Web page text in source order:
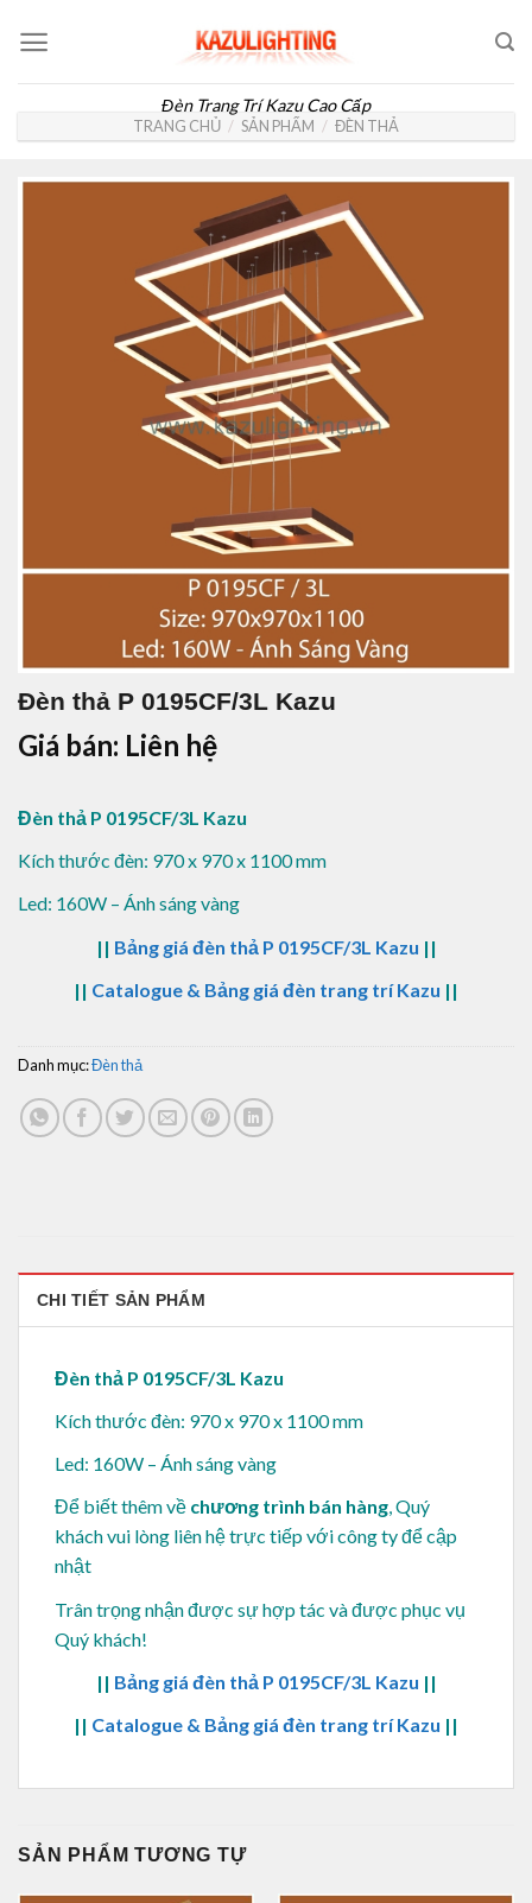
Đèn Trang Trí Kazu Cao Cấp
TRANG CHỦ / SẢN PHẨM / ĐÈN THẢ
Đèn thả P 0195CF/3L Kazu
Giá bán: Liên hệ
Đèn thả P 0195CF/3L Kazu
Kích thước đèn: 970 x 970 x 1100 mm
Led: 160W – Ánh sáng vàng
|| Bảng giá đèn thả P 0195CF/3L Kazu ||
|| Catalogue & Bảng giá đèn trang trí Kazu ||
Danh mục:Đèn thả
CHI TIẾT SẢN PHẨM
Đèn thả P 0195CF/3L Kazu
Kích thước đèn: 970 x 970 x 1100 mm
Led: 160W – Ánh sáng vàng
Để biết thêm về chương trình bán hàng, Quý
khách vui lòng liên hệ trực tiếp với công ty để cập
nhật
Trân trọng nhận được sự hợp tác và được phục vụ
Quý khách!
|| Bảng giá đèn thả P 0195CF/3L Kazu ||
|| Catalogue & Bảng giá đèn trang trí Kazu ||
SẢN PHẨM TƯƠNG TỰ